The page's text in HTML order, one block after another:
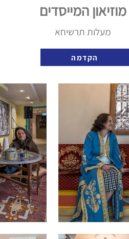
מוזיאון המייסדים
מעלות תרשיחא
הקדמה